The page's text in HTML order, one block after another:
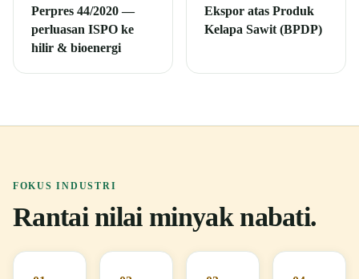
Perpres 44/2020 —
perluasan ISPO ke
hilir & bioenergi
Ekspor atas Produk
Kelapa Sawit (BPDP)
FOKUS INDUSTRI
Rantai nilai minyak nabati.